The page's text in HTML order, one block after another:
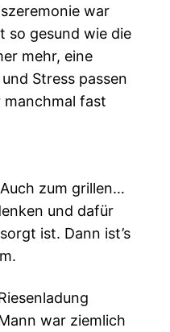
war
so gesund wie die
mehr, eine
Stress passen
manchmal fast
zum grillen…
und dafür
ist. Dann ist’s
war ziemlich